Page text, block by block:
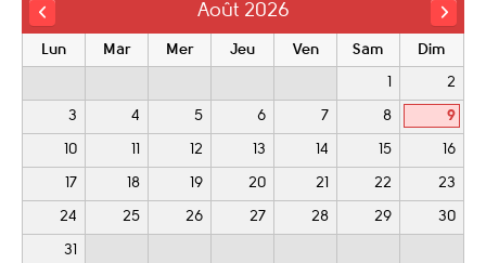
Août 2026
Lun Mar Mer Jeu Ven Sam Dim
2
3 4 5 6 7 8 9
10 12 13 14 15 16
17 18 19 20 21 22 23
24 25 26 27 28 29 30
31